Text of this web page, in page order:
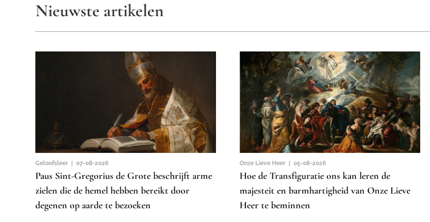
Nieuwste artikelen
Geloofsleer | 07-08-2026
Paus Sint-Gregorius de Grote beschrijft arme
zielen die de hemel hebben bereikt door
degenen op aarde te bezoeken
Onze Lieve Heer | 05-08-2026
Hoe de Transfiguratie ons kan leren de
majesteit en barmhartigheid van Onze Lieve
Heer te beminnen